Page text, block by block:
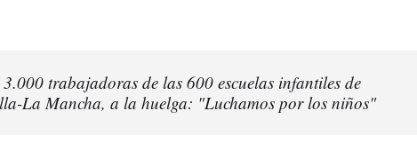
3.000 trabajadoras de las 600 escuelas infantiles de
La Mancha, a la huelga: "Luchamos por los niños"